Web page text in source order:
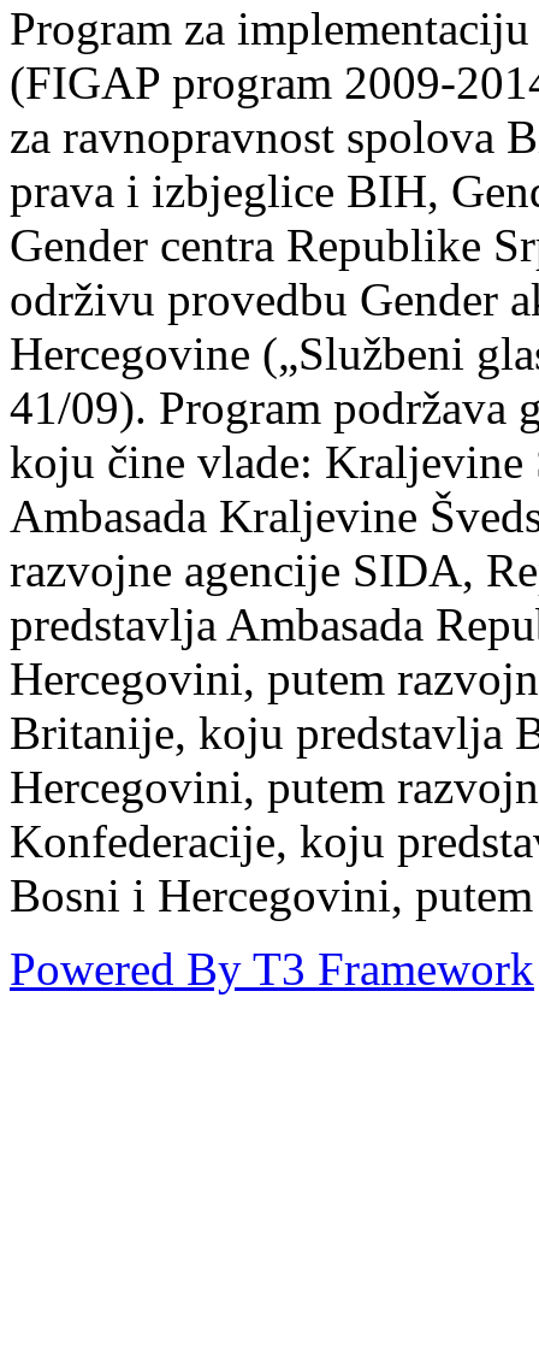
Program za
(FIGAP program 2009-
za ravnopravnost spolova
prava i izbjeglice BIH,
Gender centra Republike
održivu provedbu Gender
Hercegovine („Službeni
41/09). Program podržava
koju čine vlade: Kraljevine
Ambasada Kraljevine
razvojne agencije SIDA,
predstavlja Ambasada
Hercegovini, putem
Britanije, koju predstavlja
Hercegovini, putem
Konfederacije, koju
Bosni i Hercegovini,
Powered By T3 Framework